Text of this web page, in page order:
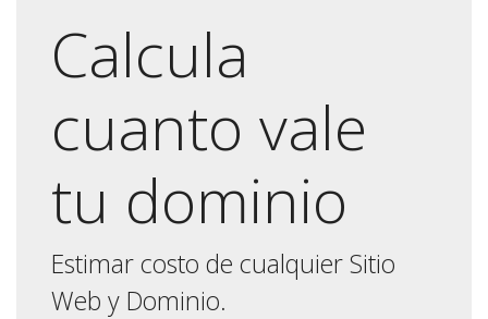
Calcula
cuanto vale
tu dominio
Estimar costo de cualquier Sitio
Web y Dominio.